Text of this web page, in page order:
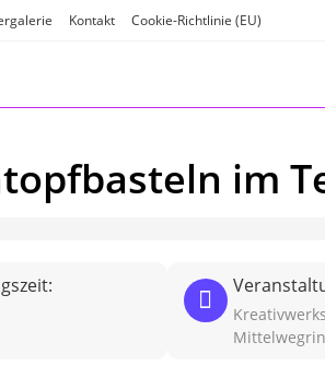
Kontakt Cookie-Richtlinie (EU)
im